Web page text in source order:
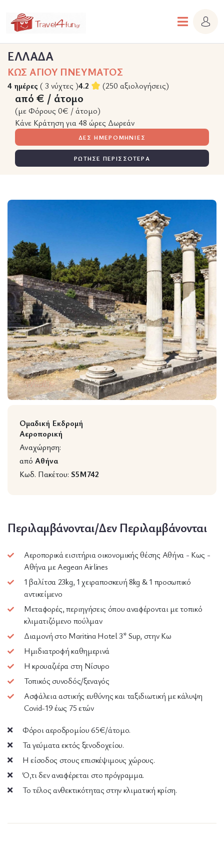
ΕΛΛΑΔΑ
ΚΩΣ ΑΓΙΟΥ ΠΝΕΥΜΑΤΟΣ
4 ημέρες ( 3 νύχτες )4.2 (250 αξιολογήσεις)
από € / άτομο
(με Φόρους 0€ / άτομο)
Κάνε Κράτηση για 48 ώρες Δωρεάν
ΔΕΣ ΗΜΕΡΟΜΗΝΙΕΣ
ΡΩΤΗΣΕ ΠΕΡΙΣΣΟΤΕΡΑ
Wildlife
Ομαδική Εκδρομή
Αεροπορική
Αναχώρηση:
από Αθήνα
Κωδ. Πακέτου: S5M742
Περιλαμβάνονται/Δεν Περιλαμβάνονται
Αεροπορικά εισιτήρια οικονομικής θέσης Αθήνα - Κως -
Αθήνα με Aegean Airlines
1 βαλίτσα 23kg, 1 χειραποσκευή 8kg & 1 προσωπικό
αντικείμενο
Μεταφορές, περιηγήσεις όπου αναφέρονται με τοπικό
κλιματιζόμενο πούλμαν
Διαμονή στο Maritina Hotel 3* Sup, στην Κω
Ημιδιατροφή καθημερινά
Η κρουαζιέρα στη Νίσυρο
Τοπικός συνοδός/ξεναγός
Ασφάλεια αστικής ευθύνης και ταξιδιωτική με κάλυψη
Covid-19 έως 75 ετών
Φόροι αεροδρομίου 65€/άτομο.
Τα γεύματα εκτός ξενοδοχείου.
Η είσοδος στους επισκέψιμους χώρους.
Ό,τι δεν αναφέρεται στο πρόγραμμα.
Το τέλος ανθεκτικότητας στην κλιματική κρίση.